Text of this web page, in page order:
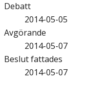
Debatt
2014-05-05
Avgörande
2014-05-07
Beslut fattades
2014-05-07